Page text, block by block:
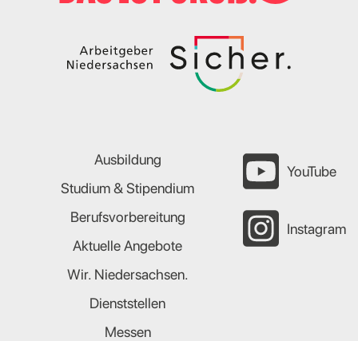
Ausbildung
Studium & Stipendium
Berufsvorbereitung
Aktuelle Angebote
Wir. Niedersachsen.
Dienststellen
Messen
YouTube
Instagram